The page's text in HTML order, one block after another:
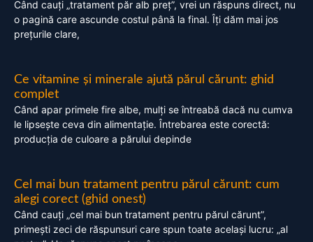
Când cauți „tratament păr alb preț”, vrei un răspuns direct, nu
o pagină care ascunde costul până la final. Îți dăm mai jos
prețurile clare,
Ce vitamine și minerale ajută părul cărunt: ghid
complet
Când apar primele fire albe, mulți se întreabă dacă nu cumva
le lipsește ceva din alimentație. Întrebarea este corectă:
producția de culoare a părului depinde
Cel mai bun tratament pentru părul cărunt: cum
alegi corect (ghid onest)
Când cauți „cel mai bun tratament pentru părul cărunt”,
primești zeci de răspunsuri care spun toate același lucru: „al